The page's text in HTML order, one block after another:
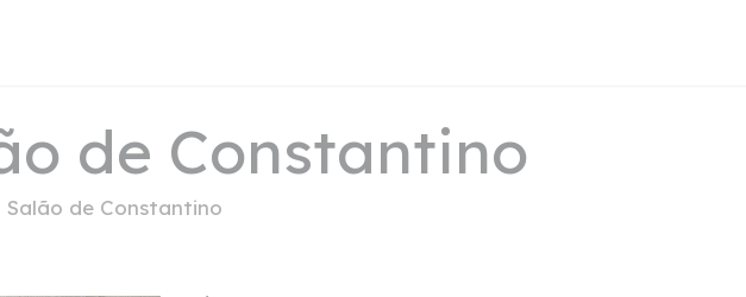
de Constantino
de Constantino